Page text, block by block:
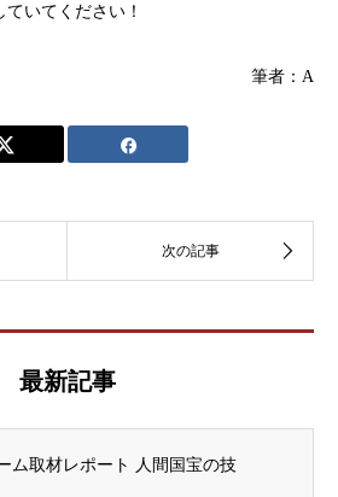
いてください！
筆者：A
最新記事
ム取材レポート 人間国宝の技